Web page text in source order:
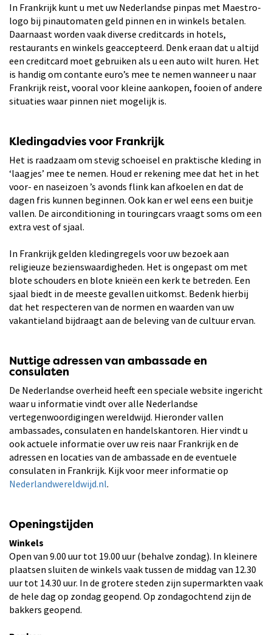
In Frankrijk kunt u met uw Nederlandse pinpas met Maestro-
logo bij pinautomaten geld pinnen en in winkels betalen.
Daarnaast worden vaak diverse creditcards in hotels,
restaurants en winkels geaccepteerd. Denk eraan dat u altijd
een creditcard moet gebruiken als u een auto wilt huren. Het
is handig om contante euro’s mee te nemen wanneer u naar
Frankrijk reist, vooral voor kleine aankopen, fooien of andere
situaties waar pinnen niet mogelijk is.
Kledingadvies voor Frankrijk
Het is raadzaam om stevig schoeisel en praktische kleding in
‘laagjes’ mee te nemen. Houd er rekening mee dat het in het
voor- en naseizoen ’s avonds flink kan afkoelen en dat de
dagen fris kunnen beginnen. Ook kan er wel eens een buitje
vallen. De airconditioning in touringcars vraagt soms om een
extra vest of sjaal.
In Frankrijk gelden kledingregels voor uw bezoek aan
religieuze bezienswaardigheden. Het is ongepast om met
blote schouders en blote knieën een kerk te betreden. Een
sjaal biedt in de meeste gevallen uitkomst. Bedenk hierbij
dat het respecteren van de normen en waarden van uw
vakantieland bijdraagt aan de beleving van de cultuur ervan.
Nuttige adressen van ambassade en
consulaten
De Nederlandse overheid heeft een speciale website ingericht
waar u informatie vindt over alle Nederlandse
vertegenwoordigingen wereldwijd. Hieronder vallen
ambassades, consulaten en handelskantoren. Hier vindt u
ook actuele informatie over uw reis naar Frankrijk en de
adressen en locaties van de ambassade en de eventuele
consulaten in Frankrijk. Kijk voor meer informatie op
Nederlandwereldwijd.nl.
Openingstijden
Winkels
Open van 9.00 uur tot 19.00 uur (behalve zondag). In kleinere
plaatsen sluiten de winkels vaak tussen de middag van 12.30
uur tot 14.30 uur. In de grotere steden zijn supermarkten vaak
de hele dag op zondag geopend. Op zondagochtend zijn de
bakkers geopend.